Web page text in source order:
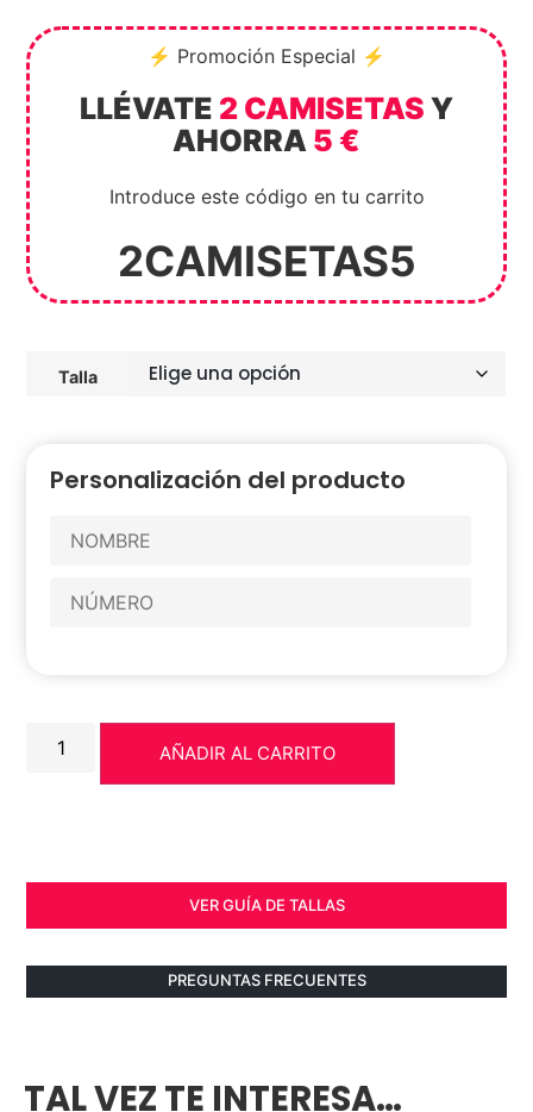
⚡ Promoción Especial ⚡
LLÉVATE 2 CAMISETAS Y
AHORRA 5 €
Introduce este código en tu carrito
2CAMISETAS5
Talla
Personalización del producto
AÑADIR AL CARRITO
VER GUÍA DE TALLAS
PREGUNTAS FRECUENTES
TAL VEZ TE INTERESA…